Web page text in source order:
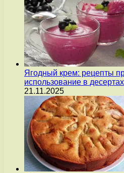
Ягодный крем: рецепты
использование в десертах
21.11.2025